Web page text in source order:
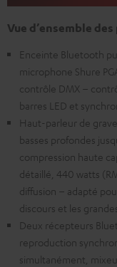
Vue d’ensemble
Enceinte Bluetooth
microphone Shure
contrôle DMX –
barres LED et
Haut-parleur de
basses profondes
compression haute
détaillé, 440 watts
diffusion – adapté
discours et les
Deux récepteurs
reproduction
simultanément,